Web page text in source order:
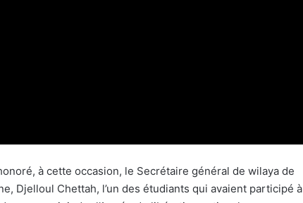
à cette occasion, le Secrétaire général de wilaya de
Djelloul Chettah, l’un des étudiants qui avaient participé à